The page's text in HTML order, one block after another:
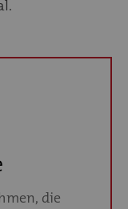
die